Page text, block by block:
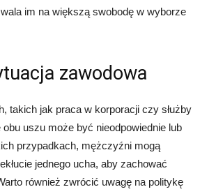
im na większą swobodę w wyborze
zawodowa
takich jak praca w korporacji czy służby
obu uszu może być nieodpowiednie lub
przypadkach, mężczyźni mogą
jednego ucha, aby zachować
również zwrócić uwagę na politykę